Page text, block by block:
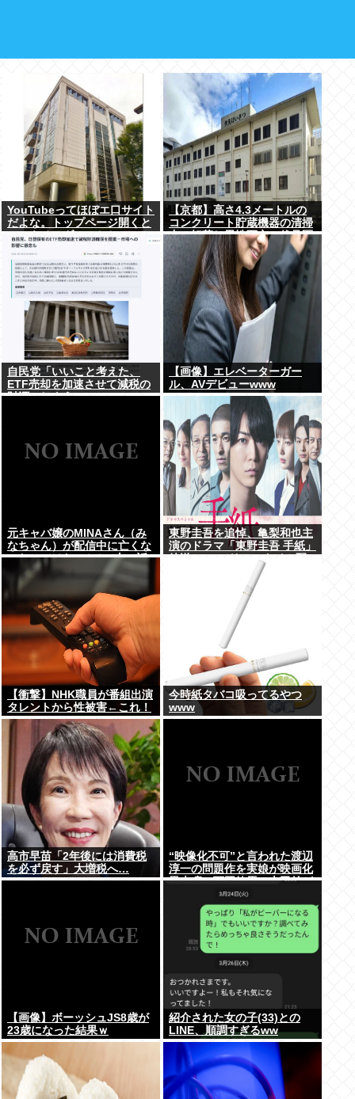
YouTubeってほぼエ口サイト
だよな。トップページ開くと
いつもチアダンスとかローア
ングルで撮影した街撮り動画
ばっか出てくるじゃん
【京都】高さ4.3メートルの
コンクリート貯蔵機器の清掃
中に転落し男性死亡、伏見区
の工場
自民党「いいこと考えた、
ETF売却を加速させて減税の
財源にしよう」
【画像】エレベーターガー
ル、AVデビューwww
元キャバ嬢のMINAさん（み
なちゃん）が配信中に亡くな
ったのではないかとX上で話
題に（※動画あり）
東野圭吾を追悼、亀梨和也主
演のドラマ「東野圭吾 手紙」
放送 TVerでリアルタイム配
【衝撃】NHK職員が番組出演
タレントから性被害←これ！
今時紙タバコ吸ってるやつ
www
高市早苗「2年後には消費税
を必ず戻す」大増税へ…
“映像化不可”と言われた渡辺
淳一の問題作を実娘が映画化
黒木瞳、西岡徳馬、吉田羊が
【画像】ボーッシュJS8歳が
23歳になった結果ｗ
紹介された女の子(33)との
LINE、順調すぎるww